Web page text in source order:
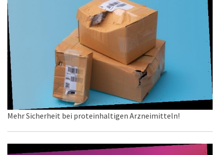
Mehr Sicherheit bei proteinhaltigen Arzneimitteln!